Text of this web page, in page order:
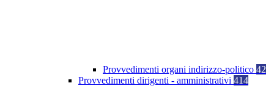
Provvedimenti organi indirizzo-politico 42
Provvedimenti dirigenti - amministrativi 414